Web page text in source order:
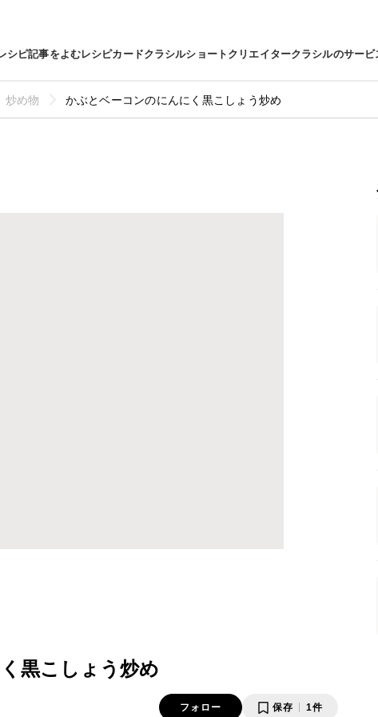
シピ記事をよむレシピカードクラシルショートクリエイタークラシルのサービ
炒め物 かぶとベーコンのにんにく黒こしょう炒め
黒こしょう炒め
フォロー 保存 1件